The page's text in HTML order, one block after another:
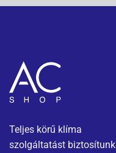
Teljes körű klíma
szolgáltatást biztosítunk